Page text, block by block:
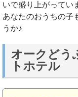
いで盛り上がってい
あなたのおうちの子
うか♪
オークどう
トホテル